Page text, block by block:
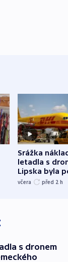
Srážka
letadla s
Lipska byla
německého
včera před 2 h
s dronem